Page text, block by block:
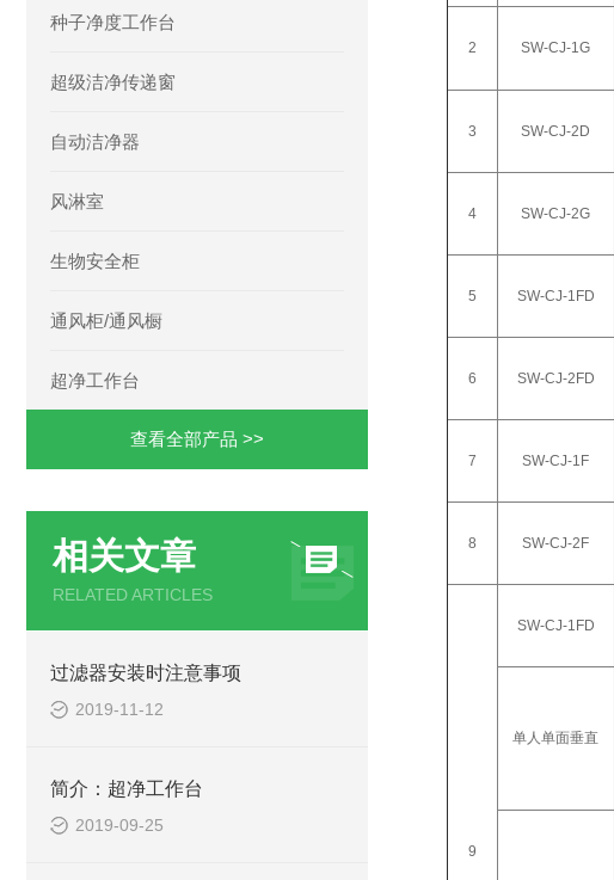
种子净度工作台
超级洁净传递窗
自动洁净器
风淋室
生物安全柜
通风柜/通风橱
超净工作台
查看全部产品 >>
相关文章
RELATED ARTICLES
过滤器安装时注意事项
2019-11-12
简介：超净工作台
2019-09-25
2 SW-CJ-1G
3 SW-CJ-2D
4 SW-CJ-2G
5 SW-CJ-1FD
6 SW-CJ-2FD
7 SW-CJ-1F
8 SW-CJ-2F
9
SW-CJ-1FD
单人单面垂直